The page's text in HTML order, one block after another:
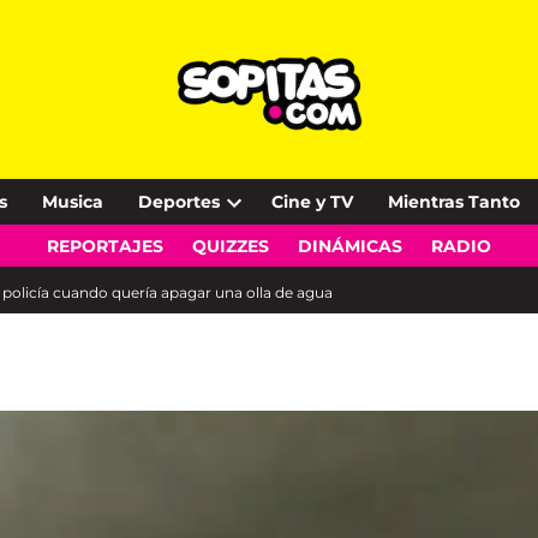
Musica Deportes
Open
dropdown
Cine y TV Mientras Tanto
REPORTAJES QUIZZES DINÁMICAS RADIO
cuando quería apagar una olla de agua